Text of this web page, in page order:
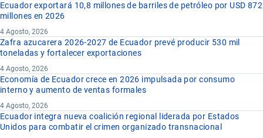
Ecuador exportará 10,8 millones de barriles de petróleo por USD 872
millones en 2026
4 Agosto, 2026
Zafra azucarera 2026-2027 de Ecuador prevé producir 530 mil
toneladas y fortalecer exportaciones
4 Agosto, 2026
Economía de Ecuador crece en 2026 impulsada por consumo
interno y aumento de ventas formales
4 Agosto, 2026
Ecuador integra nueva coalición regional liderada por Estados
Unidos para combatir el crimen organizado transnacional